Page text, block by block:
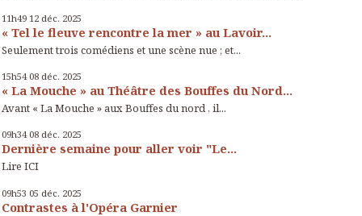
11h49 12 déc. 2025
« Tel le fleuve rencontre la mer » au Lavoir...
Seulement trois comédiens et une scène nue ; et...
15h54 08 déc. 2025
« La Mouche » au Théâtre des Bouffes du Nord...
Avant « La Mouche » aux Bouffes du nord , il...
09h34 08 déc. 2025
Dernière semaine pour aller voir "Le...
Lire ICI
09h53 05 déc. 2025
Contrastes à l'Opéra Garnier